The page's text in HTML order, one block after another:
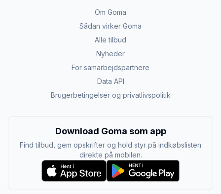
Om Goma
Sådan virker Goma
Alle tilbud
Nyheder
For samarbejdspartnere
Data API
Brugerbetingelser og privatlivspolitik
Download Goma som app
Find tilbud, gem opskrifter og hold styr på indkøbslisten
direkte på mobilen.